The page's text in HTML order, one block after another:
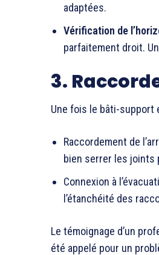
adaptées.
Vérification de
parfaitement droit.
3.
Une fois le bâti-support
Raccordement de
bien serrer les joints
Connexion à
l’étanchéité des
Le témoignage d’un
été appelé pour un